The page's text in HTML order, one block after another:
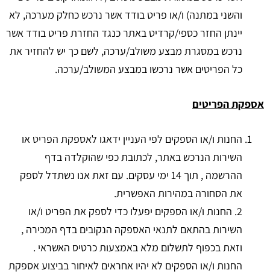
והשני במתנה) ו/או פריט בודד אשר נרכש כחלק מערכה, לא
יינתן החזר כספי/קרדיט באתר כנגד החזרת פריט בודד אשר
נרכש במסגרת מבצע משולב/ערכה, לשם כך יש להחזיר את
כל הפריטים אשר נרכשו במבצע המשולב/ערכה.
אספקת הפריטים
החנות ו/או הספקים לפי העניין ידאגו לאספקת הפריט או
השירות הנרכש באתר, לכתובת כפי שהוקלדה בדף
ההרשמה , תוך 14 ימי עסקים. עם זאת אנו נשתדל לספק
את הסחורה במהירות האפשרית.
2. החנות ו/או הספקים יפעלו כדי לספק את הפריט ו/או
השירות בהתאם לתנאי האספקה הנקובים בדף המכירה ,
וזאת בכפוף לתשלום מלא באמצעות כרטיס האשראי .
החנות ו/או הספקים לא יהיו אחראים לאיחור בביצוע אספקת